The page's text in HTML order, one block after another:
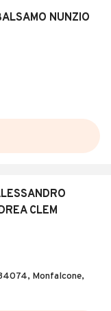
NUNZIO
CLEM
Monfalcone,